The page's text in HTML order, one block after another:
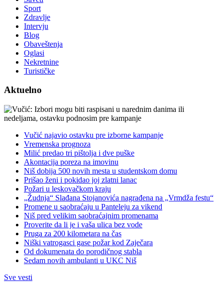
Sport
Zdravlje
Intervju
Blog
Obaveštenja
Oglasi
Nekretnine
Turističke
Aktuelno
Vučić najavio ostavku pre izborne kampanje
Vremenska prognoza
Milić predao tri pištolja i dve puške
Akontacija poreza na imovinu
Niš dobija 500 novih mesta u studentskom domu
Prišao ženi i pokidao joj zlatni lanac
Požari u leskovačkom kraju
„Žudnja“ Slađana Stojanovića nagrađena na „Vrmdža festu“
Promene u saobraćaju u Panteleju za vikend
Niš pred velikim saobraćajnim promenama
Proverite da li je i vaša ulica bez vode
Pruga za 200 kilometara na čas
Niški vatrogasci gase požar kod Zaječara
Od dokumenata do porodičnog stabla
Sedam novih ambulanti u UKC Niš
Sve vesti